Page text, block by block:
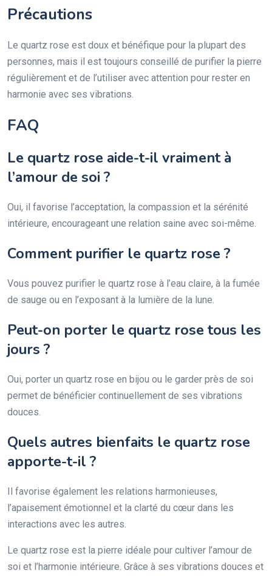
Précautions
Le quartz rose est doux et bénéfique pour la plupart des
personnes, mais il est toujours conseillé de purifier la pierre
régulièrement et de l’utiliser avec attention pour rester en
harmonie avec ses vibrations.
FAQ
Le quartz rose aide-t-il vraiment à
l’amour de soi ?
Oui, il favorise l’acceptation, la compassion et la sérénité
intérieure, encourageant une relation saine avec soi-même.
Comment purifier le quartz rose ?
Vous pouvez purifier le quartz rose à l’eau claire, à la fumée
de sauge ou en l’exposant à la lumière de la lune.
Peut-on porter le quartz rose tous les
jours ?
Oui, porter un quartz rose en bijou ou le garder près de soi
permet de bénéficier continuellement de ses vibrations
douces.
Quels autres bienfaits le quartz rose
apporte-t-il ?
Il favorise également les relations harmonieuses,
l’apaisement émotionnel et la clarté du cœur dans les
interactions avec les autres.
Le quartz rose est la pierre idéale pour cultiver l’amour de
soi et l’harmonie intérieure. Grâce à ses vibrations douces et